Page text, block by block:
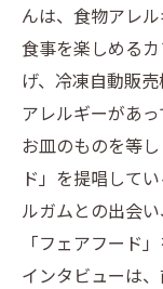
んは、食物アレ
食事を楽しめる
げ、冷凍自動販
アレルギーがあ
お皿のものを等
ド」を提唱して
ルガムとの出会
「フェアフード
インタビューは